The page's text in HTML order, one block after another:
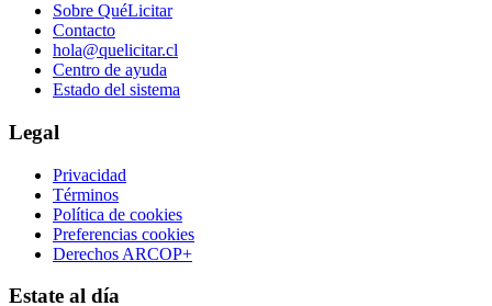
Sobre QuéLicitar
Contacto
hola@quelicitar.cl
Centro de ayuda
Estado del sistema
Legal
Privacidad
Términos
Política de cookies
Preferencias cookies
Derechos ARCOP+
Estate al día